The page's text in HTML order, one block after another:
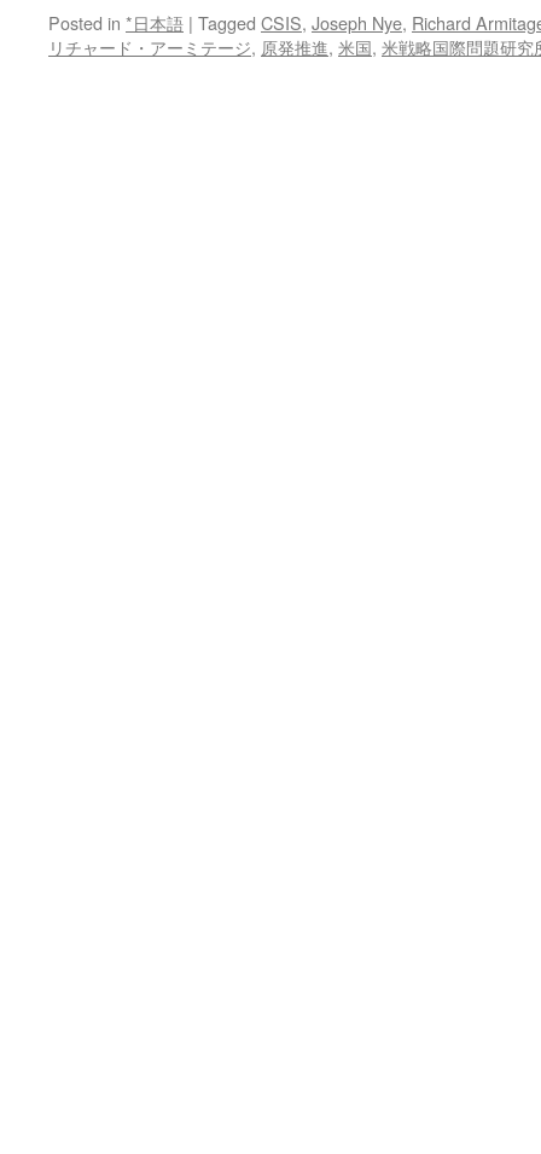
Posted in *日本語 | Tagged CSIS, Joseph Nye, Richard
リチャード・アーミテージ, 原発推進, 米国, 米戦略国際問題研究